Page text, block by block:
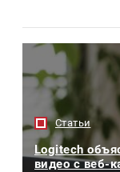
Статьи
Logitech
видео с веб-